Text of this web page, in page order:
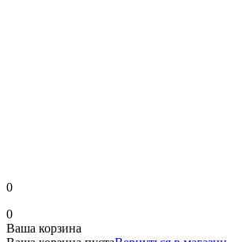
0
0
Ваша корзина